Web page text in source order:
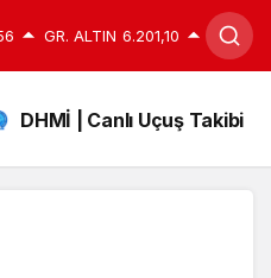
GR. ALTIN 6.201,10
DHMİ | Canlı Uçuş Takibi